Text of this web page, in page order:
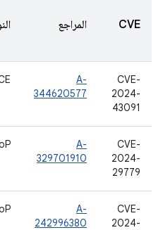
CVE المراجع
CVE-
2024-
43091
A-
344620577
CVE-
2024-
29779
A-
329701910
CVE-
2024-
A-
242996380